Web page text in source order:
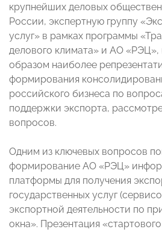
крупнейших деловых
России, экспертную группу
услуг» в рамках программы
делового климата» и АО
образом наиболее
формирования
российского бизнеса по
поддержки экспорта,
вопросов.
Одним из ключевых вопросов
формирование АО «РЭЦ»
платформы для получения
государственных услуг
экспортной деятельности по
окна». Презентация